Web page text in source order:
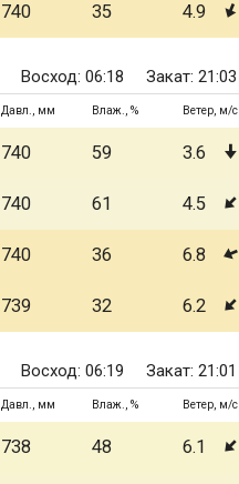
740 35 4.9
Восход: 06:18 Закат: 21:03
Давл., мм Влаж., % Ветер, м/с
740 59 3.6
740 61 4.5
740 36 6.8
739 32 6.2
Восход: 06:19 Закат: 21:01
Давл., мм Влаж., % Ветер, м/с
738 48 6.1